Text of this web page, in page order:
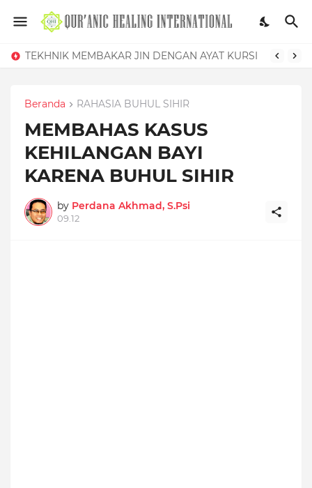
TEKHNIK MEMBAKAR JIN DENGAN AYAT KURSI
Beranda RAHASIA BUHUL SIHIR
MEMBAHAS KASUS
KEHILANGAN BAYI
KARENA BUHUL SIHIR
by Perdana Akhmad, S.Psi
09.12